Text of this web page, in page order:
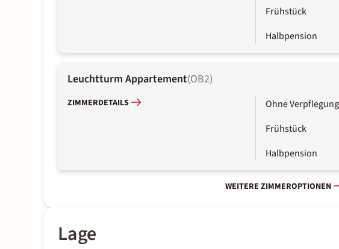
Frühstück
Halbpension
Leuchtturm Appartement(OB2)
ZIMMERDETAILS Ohne Verpflegung
Frühstück
Halbpension
WEITERE ZIMMEROPTIONEN
Lage